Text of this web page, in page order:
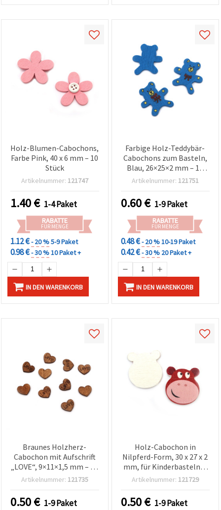
Holz-Blumen-Cabochons,
Farbe Pink, 40 x 6 mm – 10
Stück
Artikelnummer: 121747
1.40€ 1-4 Paket
RABATTE
FÜR MENGE
1.12 €- 20 %5-9 Paket
0.98 €- 30 %10 Paket +
IN DEN WARENKORB
Farbige Holz-Teddybär-
Cabochons zum Basteln,
Blau, 26×25×2 mm – 10
Stück
Artikelnummer: 121751
0.60€ 1-9 Paket
RABATTE
FÜR MENGE
0.48 €- 20 %10-19 Paket
0.42 €- 30 % 20 Paket +
IN DEN WARENKORB
Braunes Holzherz-
Cabochon mit Aufschrift
„LOVE“, 9×11×1,5 mm – 20
Stück
Artikelnummer: 121735
0.50€ 1-9 Paket
Holz-Cabochon in
Nilpferd-Form, 30 x 27 x 2
mm, für Kinderbasteln &
DIY-Accessoires – 10er-
Artikelnummer: 121729
0.50€ 1-9 Paket